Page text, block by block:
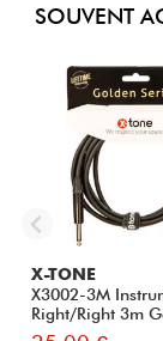
SOUVENT
X-TONE
X3002-3M
Right/Right 3m